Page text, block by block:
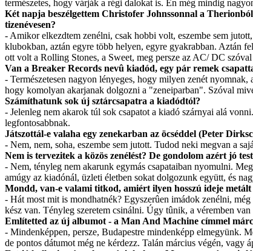
természetes, hogy várják a régi dalokat is. Én még mindig
Két napja beszélgettem Christofer Johnssonnal a
tizenévesen?
- Amikor elkezdtem zenélni, csak hobbi volt, eszembe sem
klubokban, aztán egyre több helyen, egyre gyakrabban. Aztán
ott volt a Rolling Stones, a Sweet, meg persze az AC/ DC
Van a Breaker Records nevû kiadód, egy pár remek
- Természetesen nagyon lényeges, hogy milyen zenét
hogy komolyan akarjanak dolgozni a "zeneiparban". Szóval
Számíthatunk sok új sztárcsapatra a kiadódtól?
- Jelenleg nem akarok túl sok csapatot a kiadó szárnyai alá
legfontosabbnak.
Játszottál-e valaha egy zenekarban az öcséddel (Peter
- Nem, nem, soha, eszembe sem jutott. Tudod neki megvan a
Nem is tervezitek a közös zenélést? De gondolom azért jó
- Nem, tényleg nem akarunk egymás csapataiban nyomulni.
amúgy az kiadónál, üzleti életben sokat dolgozunk együtt, és
Mondd, van-e valami titkod, amiért ilyen hosszú ideje
- Hát most mit is mondhatnék? Egyszerûen imádok zenélni,
kész van. Tényleg szeretem csinálni. Úgy tûnik, a véremben van
Említetted az új albumot - a Man And Machine címmel
- Mindenképpen, persze, Budapestre mindenképp elmegyünk.
de pontos dátumot még ne kérdezz. Talán március végén, vagy